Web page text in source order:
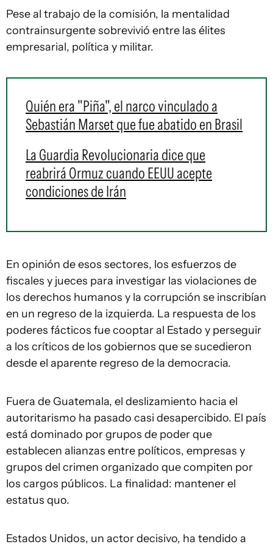
Pese al trabajo de la comisión, la mentalidad
contrainsurgente sobrevivió entre las élites
empresarial, política y militar.
Quién era "Piña", el narco vinculado a
Sebastián Marset que fue abatido en Brasil
La Guardia Revolucionaria dice que
reabrirá Ormuz cuando EEUU acepte
condiciones de Irán
En opinión de esos sectores, los esfuerzos de
fiscales y jueces para investigar las violaciones de
los derechos humanos y la corrupción se inscribían
en un regreso de la izquierda. La respuesta de los
poderes fácticos fue cooptar al Estado y perseguir
a los críticos de los gobiernos que se sucedieron
desde el aparente regreso de la democracia.
Fuera de Guatemala, el deslizamiento hacia el
autoritarismo ha pasado casi desapercibido. El país
está dominado por grupos de poder que
establecen alianzas entre políticos, empresas y
grupos del crimen organizado que compiten por
los cargos públicos. La finalidad: mantener el
estatus quo.
Estados Unidos, un actor decisivo, ha tendido a